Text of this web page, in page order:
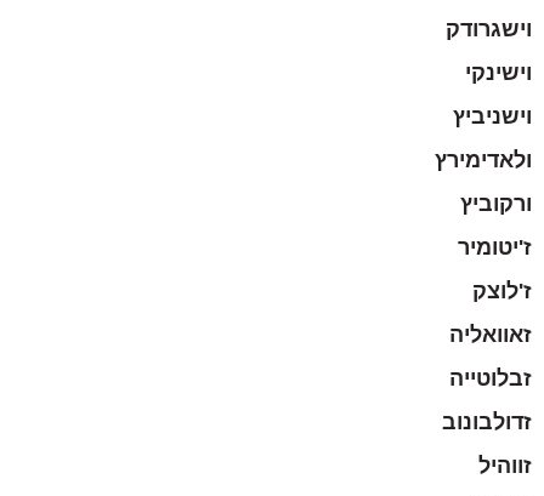
וישגרודק
וישינקי
וישניביץ
ולאדימירץ
ורקוביץ
ז'יטומיר
ז'לוצק
זאוואליה
זבלוטייה
זדולבונוב
זווהיל